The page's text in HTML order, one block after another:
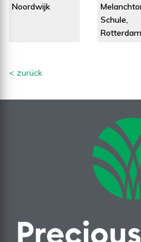
Noordwijk
Schule,
Rotterdam
< zurück